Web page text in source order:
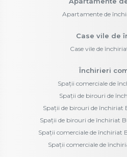
Apartamente de
Case vile de
Case vile de
Închirieri
Spații comerciale de
Spații de birouri de
Spații de birouri de închiriat
Spații de birouri de închiriat
Spații comerciale de închiriat
Spații comerciale de